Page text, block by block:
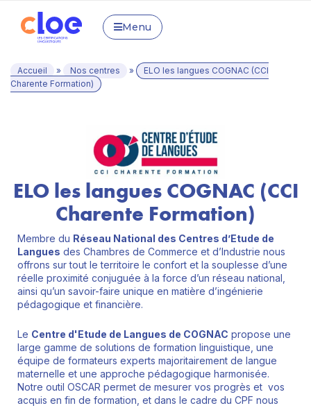
Menu
Accueil » Nos centres »
ELO les langues COGNAC (CCI
Charente Formation)
ELO les langues COGNAC (CCI
Charente Formation)
Membre du Réseau National des Centres d’Etude de
Langues des Chambres de Commerce et d’Industrie nous
offrons sur tout le territoire le confort et la souplesse d’une
réelle proximité conjuguée à la force d’un réseau national,
ainsi qu’un savoir-faire unique en matière d’ingénierie
pédagogique et financière.
Le Centre d'Etude de Langues de COGNAC propose une
large gamme de solutions de formation linguistique, une
équipe de formateurs experts majoritairement de langue
maternelle et une approche pédagogique harmonisée.
Notre outil OSCAR permet de mesurer vos progrès et vos
acquis en fin de formation, et dans le cadre du CPF nous